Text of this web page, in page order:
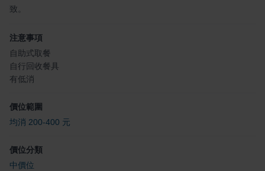
致。
注意事項
自助式取餐
自行回收餐具
有低消
價位範圍
均消 200-400 元
價位分類
中價位